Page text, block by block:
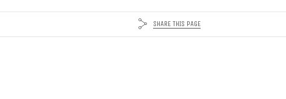
SHARE THIS PAGE